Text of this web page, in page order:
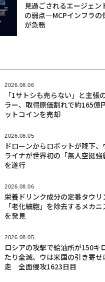
見過ごされるエージェン
の弱点—MCPインフラの
が急務
2026.08.06
「1サトシも売らない」と主張
ラー、取得原価割れで約165億
ットコインを売却
2026.08.05
ドローンからロボットが降下、
ライナが世界初の「無人空挺強
を遂行
2026.08.06
栄養ドリンク成分の定番タウリ
「老化細胞」を除去するメカニ
を発見
2026.08.05
ロシアの攻撃で給油所が150キ
たり全滅、ウは米国の引き寄せ
走 全面侵攻1623日目